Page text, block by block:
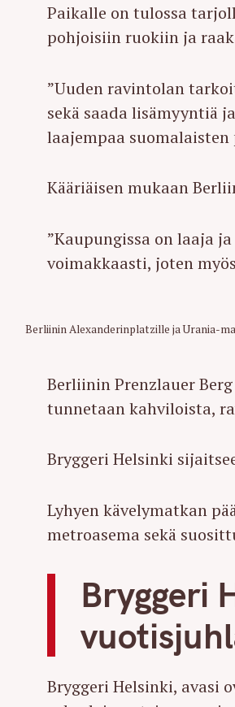
Paikalle on tulossa
pohjoisiin ruokiin ja
”Uuden ravintolan
sekä saada lisämyyntiä
laajempaa
Kääriäisen mukaan
”Kaupungissa on laaja
voimakkaasti, joten
Berliinin Alexanderinplatzille ja Urania-
Berliinin Prenzlauer
tunnetaan kahviloista,
Bryggeri Helsinki
Lyhyen kävelymatkan
metroasema sekä
Bryggeri
Bryggeri Helsinki, avasi